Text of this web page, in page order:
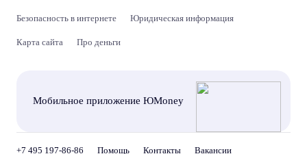
Безопасность в интернете Юридическая информация
Карта сайта Про деньги
Мобильное приложение ЮMoney
+7 495 197-86-86 Помощь Контакты Вакансии